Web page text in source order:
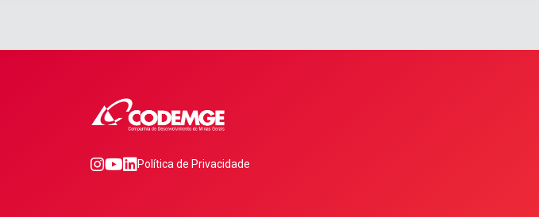
0 1 2
Política de Privacidade